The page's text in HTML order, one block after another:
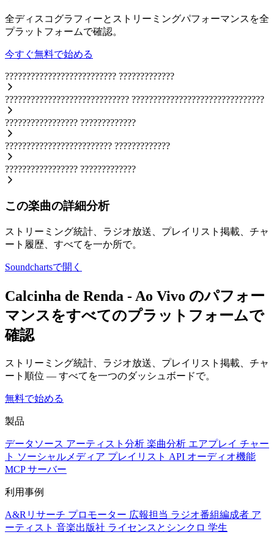
全ディスコグラフィーとストリーミングパフォーマンスを全
プラットフォームで確認。
今すぐ無料で始める
?????????????????????????? ?????????????
????????????????????????????? ???????????????????????????????
????????????????? ?????????????
????????????????????????? ?????????????
????????????????? ?????????????
この楽曲の詳細分析
ストリーミング統計、ラジオ放送、プレイリスト掲載、チャ
ート履歴、すべてを一か所で。
Soundchartsで開く
Calcinha de Renda - Ao Vivo のパフォー
マンスをすべてのプラットフォームで
確認
ストリーミング統計、ラジオ放送、プレイリスト掲載、チャ
ート順位 — すべてを一つのダッシュボードで。
無料で始める
製品
データソース アーティスト分析 楽曲分析 エアプレイ チャー
ト ソーシャルメディア プレイリスト API オーディオ機能
MCP サーバー
利用事例
A&Rリサーチ プロモーター 広報担当 ラジオ番組編成者 ア
ーティスト 音楽出版社 ライセンスとシンクロ 学生